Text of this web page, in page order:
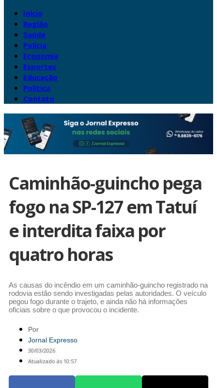
Início
Região
Saúde
Polícia
Economia
Esportes
Educação
Política
Contato
Caminhão-guincho pega
fogo na SP-127 em Tatuí
e interdita faixa por
quatro horas
As causas do incêndio em um caminhão-guincho registrado na
rodovia estão sendo investigadas pelas autoridades. O veículo
pegou fogo durante o trajeto, e ainda não há informações
oficiais sobre o que provocou o incidente.
Por
Jornal Expresso
30/03/2026
Atualizado às 10:57